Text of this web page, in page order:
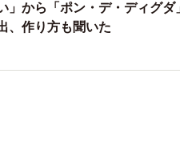
」から「ポン・デ・ディグ
、作り方も聞いた